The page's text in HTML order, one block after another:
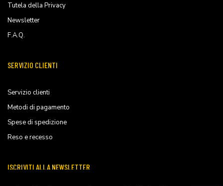
Tutela della Privacy
Newsletter
F.A.Q.
SERVIZIO CLIENTI
Servizio clienti
Metodi di pagamento
Spese di spedizione
Reso e recesso
ISCRIVITI ALLA NEWSLETTER